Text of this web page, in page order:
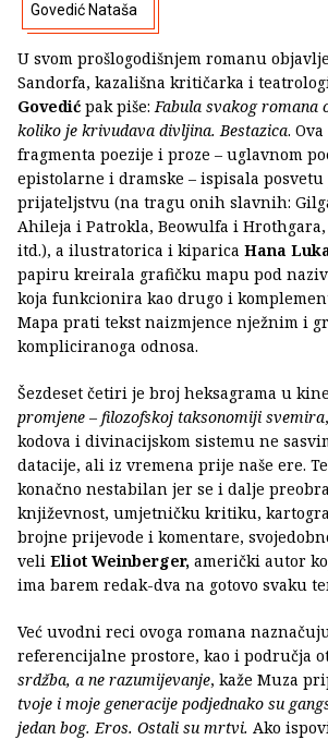
Govedić Nataša
U svom prošlogodišnjem romanu
Sandorfa, kazališna kritičarka i
Govedić pak piše:Fabula svakog romana
koliko je krivudava divljina. Bestazica.
fragmenta poezije i proze – uglavnom
epistolarne i dramske – ispisala posvetu
prijateljstvu (na tragu onih slavnih:
Ahileja i Patrokla, Beowulfa i Hrothgara,
itd.), a ilustratorica i kiparica Hana
papiru kreirala grafičku mapu pod
koja funkcionira kao drugo i
Mapa prati tekst naizmjence nježnim i
kompliciranoga odnosa.
Šezdeset četiri je broj heksagrama u
promjene – filozofskoj taksonomiji svemira
kodova i divinacijskom sistemu ne
datacije, ali iz vremena prije naše ere.
konačno nestabilan jer se i dalje
književnost, umjetničku kritiku,
brojne prijevode i komentare,
veli Eliot Weinberger, američki autor
ima barem redak-dva na gotovo svaku
Već uvodni reci ovoga romana
referencijalne prostore, kao i područja
srdžba, a ne razumijevanje, kaže Muza
tvoje i moje generacije podjednako su
jedan bog. Eros. Ostali su mrtvi. Ako